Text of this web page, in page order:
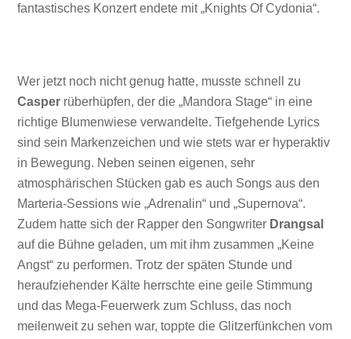
fantastisches Konzert endete mit „Knights Of Cydonia“.
Wer jetzt noch nicht genug hatte, musste schnell zu
Casper rüberhüpfen, der die „Mandora Stage“ in eine
richtige Blumenwiese verwandelte. Tiefgehende Lyrics
sind sein Markenzeichen und wie stets war er hyperaktiv
in Bewegung. Neben seinen eigenen, sehr
atmosphärischen Stücken gab es auch Songs aus den
Marteria-Sessions wie „Adrenalin“ und „Supernova“.
Zudem hatte sich der Rapper den Songwriter Drangsal
auf die Bühne geladen, um mit ihm zusammen „Keine
Angst“ zu performen. Trotz der späten Stunde und
heraufziehender Kälte herrschte eine geile Stimmung
und das Mega-Feuerwerk zum Schluss, das noch
meilenweit zu sehen war, toppte die Glitzerfünkchen vom